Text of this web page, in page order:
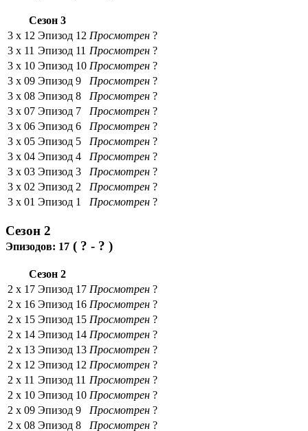
Сезон 3
3 x 12 Эпизод 12 Просмотрен ?
3 x 11 Эпизод 11 Просмотрен ?
3 x 10 Эпизод 10 Просмотрен ?
3 x 09 Эпизод 9 Просмотрен ?
3 x 08 Эпизод 8 Просмотрен ?
3 x 07 Эпизод 7 Просмотрен ?
3 x 06 Эпизод 6 Просмотрен ?
3 x 05 Эпизод 5 Просмотрен ?
3 x 04 Эпизод 4 Просмотрен ?
3 x 03 Эпизод 3 Просмотрен ?
3 x 02 Эпизод 2 Просмотрен ?
3 x 01 Эпизод 1 Просмотрен ?
Сезон 2
Эпизодов: 17 ( ? - ? )
Сезон 2
2 x 17 Эпизод 17 Просмотрен ?
2 x 16 Эпизод 16 Просмотрен ?
2 x 15 Эпизод 15 Просмотрен ?
2 x 14 Эпизод 14 Просмотрен ?
2 x 13 Эпизод 13 Просмотрен ?
2 x 12 Эпизод 12 Просмотрен ?
2 x 11 Эпизод 11 Просмотрен ?
2 x 10 Эпизод 10 Просмотрен ?
2 x 09 Эпизод 9 Просмотрен ?
2 x 08 Эпизод 8 Просмотрен ?